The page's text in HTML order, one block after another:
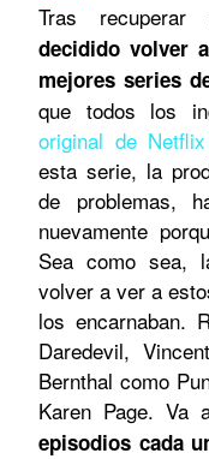
Tras
decidido volver
mejores series
que todos los
original de Netflix
esta serie, la
de problemas,
nuevamente
Sea como sea,
volver a ver a
los encarnaban.
Daredevil,
Bernthal como
Karen Page. Va
episodios cada